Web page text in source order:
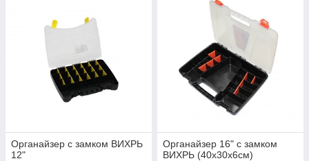
Органайзер с замком ВИХРЬ
12"
Органайзер 16" с замком
ВИХРЬ (40х30х6см)